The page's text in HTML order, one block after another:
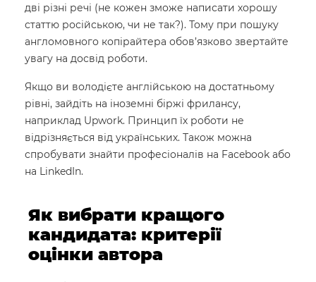
дві різні речі (не кожен зможе написати хорошу
статтю російською, чи не так?). Тому при пошуку
англомовного копірайтера обов’язково звертайте
увагу на досвід роботи.
Якщо ви володієте англійською на достатньому
рівні, зайдіть на іноземні біржі фрилансу,
наприклад Upwork. Принцип їх роботи не
відрізняється від українських. Також можна
спробувати знайти професіоналів на Facebook або
на LinkedIn.
Як вибрати кращого
кандидата: критерії
оцінки автора